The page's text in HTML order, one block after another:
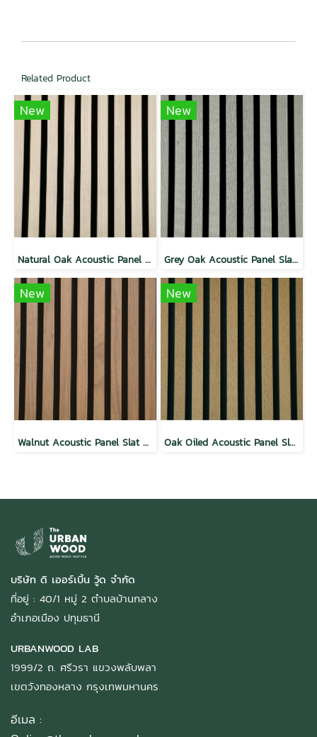
Related Product
New
Natural Oak Acoustic Panel Slat Wall
New
Grey Oak Acoustic Panel Slat Wall
New
Walnut Acoustic Panel Slat Wall
New
Oak Oiled Acoustic Panel Slat Wall
บริษัท ดิ เออร์เบิ้น วู้ด จำกัด
ที่อยู่ : 40/1 หมู่ 2 ตำบลบ้านกลาง
อำเภอเมือง ปทุมธานี
URBANWOOD LAB
1999/2 ถ. ศรีวรา แขวงพลับพลา
เขตวังทองหลาง กรุงเทพมหานคร
อีเมล :